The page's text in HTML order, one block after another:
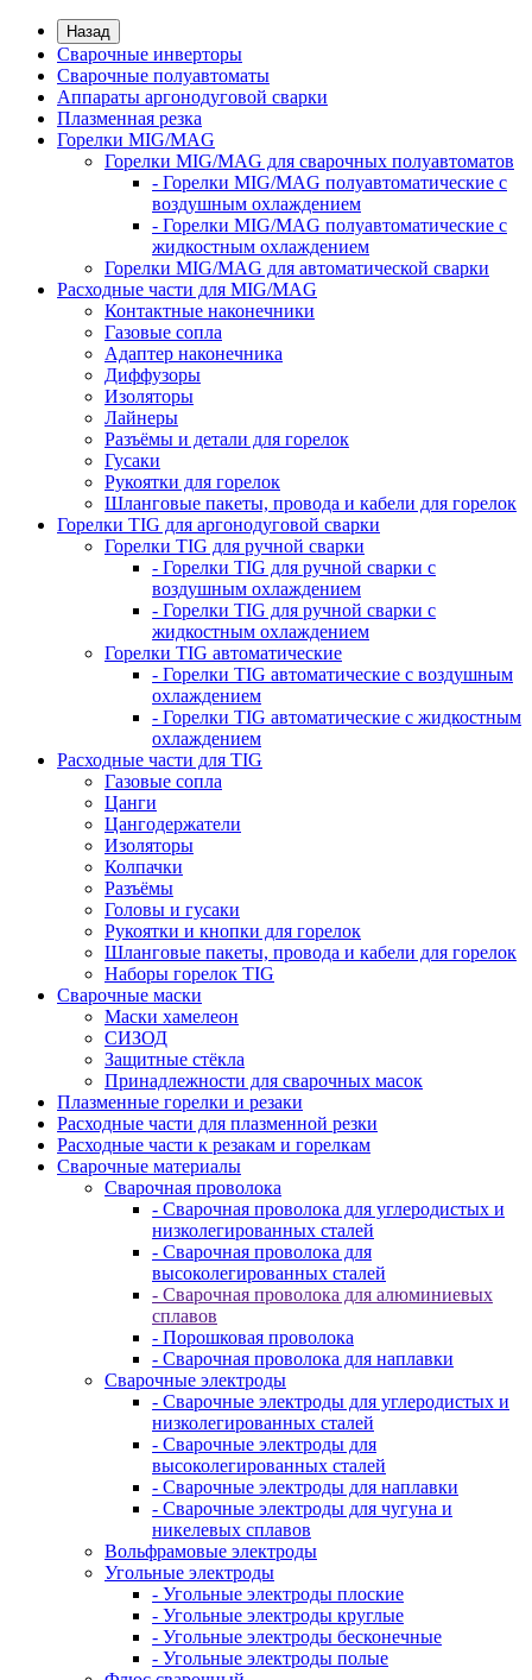
Назад
Сварочные инверторы
Сварочные полуавтоматы
Аппараты аргонодуговой сварки
Плазменная резка
Горелки MIG/MAG
Горелки MIG/MAG для сварочных полуавтоматов
- Горелки MIG/MAG полуавтоматические с
воздушным охлаждением
- Горелки MIG/MAG полуавтоматические с
жидкостным охлаждением
Горелки MIG/MAG для автоматической сварки
Расходные части для MIG/MAG
Контактные наконечники
Газовые сопла
Адаптер наконечника
Диффузоры
Изоляторы
Лайнеры
Разъёмы и детали для горелок
Гусаки
Рукоятки для горелок
Шланговые пакеты, провода и кабели для горелок
Горелки TIG для аргонодуговой сварки
Горелки TIG для ручной сварки
- Горелки TIG для ручной сварки с
воздушным охлаждением
- Горелки TIG для ручной сварки с
жидкостным охлаждением
Горелки TIG автоматические
- Горелки TIG автоматические с воздушным
охлаждением
- Горелки TIG автоматические с жидкостным
охлаждением
Расходные части для TIG
Газовые сопла
Цанги
Цангодержатели
Изоляторы
Колпачки
Разъёмы
Головы и гусаки
Рукоятки и кнопки для горелок
Шланговые пакеты, провода и кабели для горелок
Наборы горелок TIG
Сварочные маски
Маски хамелеон
СИЗОД
Защитные стёкла
Принадлежности для сварочных масок
Плазменные горелки и резаки
Расходные части для плазменной резки
Расходные части к резакам и горелкам
Сварочные материалы
Сварочная проволока
- Сварочная проволока для углеродистых и
низколегированных сталей
- Сварочная проволока для
высоколегированных сталей
- Сварочная проволока для алюминиевых
сплавов
- Порошковая проволока
- Сварочная проволока для наплавки
Сварочные электроды
- Сварочные электроды для углеродистых и
низколегированных сталей
- Сварочные электроды для
высоколегированных сталей
- Сварочные электроды для наплавки
- Сварочные электроды для чугуна и
никелевых сплавов
Вольфрамовые электроды
Угольные электроды
- Угольные электроды плоские
- Угольные электроды круглые
- Угольные электроды бесконечные
- Угольные электроды полые